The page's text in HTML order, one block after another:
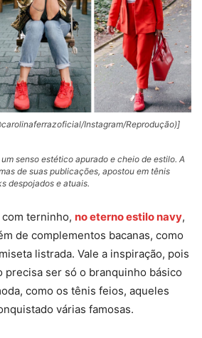
Instagram/Reprodução)]
senso estético apurado e cheio de estilo. A
de suas publicações, apostou em tênis
despojados e atuais.
terninho, no eterno estilo navy,
de complementos bacanas, como
listrada. Vale a inspiração, pois
precisa ser só o branquinho básico
como os tênis feios, aqueles
várias famosas.